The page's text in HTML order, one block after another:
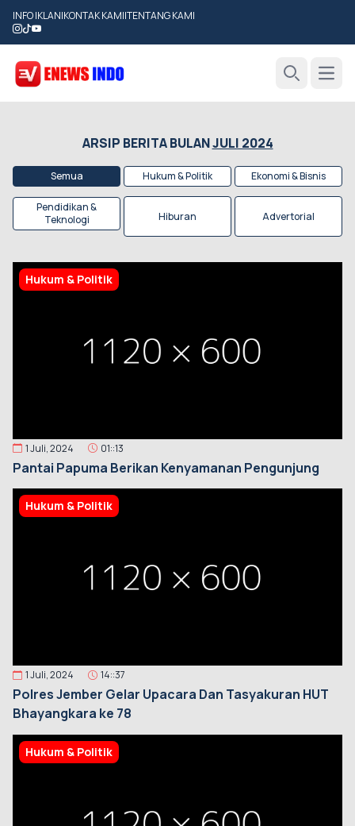
INFO IKLAN|KONTAK KAMI|TENTANG KAMI
ARSIP BERITA BULANJULI 2024
Semua Hukum & Politik Ekonomi & Bisnis
Pendidikan &
Teknologi
Hiburan Advertorial
Hukum & Politik
1 Juli, 2024 01::13
Pantai Papuma Berikan Kenyamanan Pengunjung
Hukum & Politik
1 Juli, 2024 14::37
Polres Jember Gelar Upacara Dan Tasyakuran HUT
Bhayangkara ke 78
Hukum & Politik